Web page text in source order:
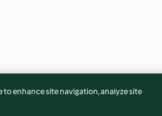
to enhance site navigation, analyze site